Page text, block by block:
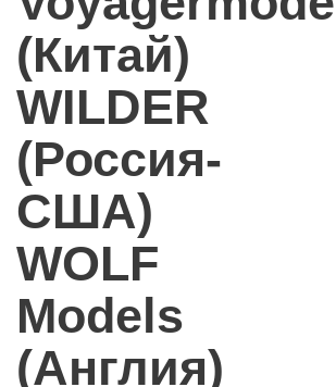
(Китай)
WILDER
(Россия-
США)
WOLF
Models
(Англия)